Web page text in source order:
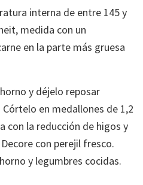
interna de entre 145 y
medida con un
en la parte más gruesa
y déjelo reposar
en medallones de 1,2
con la reducción de higos y
con perejil fresco.
y legumbres cocidas.